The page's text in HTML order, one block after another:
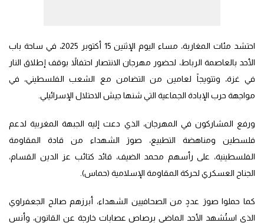
احتشد مئات المغاربة، مساء اليوم الإثنين 15 أكتوبر 2025، في ساحة باب
الأحد بالعاصمة الرباط، لحضور مهرجان الانتصار احتفالاً بوقف إطلاق النار
في غزة، وتتويجاً لعامين من التضامن مع الشعب الفلسطيني، في
مواجهة حرب الإبادة الجماعية التي شنها جيش الاحتلال الإسرائيلي.
ورفع المشاركون في المهرجان، الذي دعت إليه الجبهة المغربية لدعم
فلسطين ومناهضة التطبيع، صورَ الشهداء من قادة المقاومة
الفلسطينية، على رأسهم محمد الضيف، قائد كتائب عز الدين القسام،
الجناح العسكري لحركة المقاومة الإسلامية (حماس).
كما حملوا صورَ عددٍ من الصحافيين الشهداء، أبرزهم صالح الجعفراوي
الذي استُشهد الأحد الماضي برصاص عصابات خارجة عن القانون، وأنس